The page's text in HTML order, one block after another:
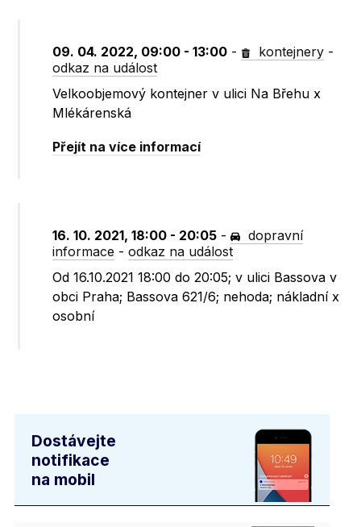
09. 04. 2022, 09:00 - 13:00 - kontejnery -
odkaz na událost
Velkoobjemový kontejner v ulici Na Břehu x
Mlékárenská
Přejít na více informací
16. 10. 2021, 18:00 - 20:05 -
dopravní
informace -odkaz na událost
Od 16.10.2021 18:00 do 20:05; v ulici Bassova v
obci Praha; Bassova 621/6; nehoda; nákladní x
osobní
Dostávejte
notifikace
na mobil